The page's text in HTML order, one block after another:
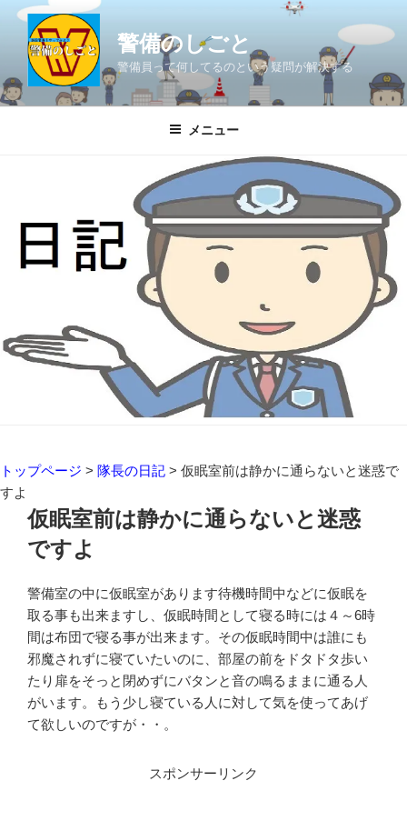
ン
ツ
警備のしごと
警備員って何してるのという疑問が解決する
メニュー
トップページ > 隊長の日記 > 仮眠室前は静かに通らないと迷惑で
すよ
仮眠室前は静かに通らないと迷惑
ですよ
警備室の中に仮眠室があります待機時間中などに仮眠を
取る事も出来ますし、仮眠時間として寝る時には４～6時
間は布団で寝る事が出来ます。その仮眠時間中は誰にも
邪魔されずに寝ていたいのに、部屋の前をドタドタ歩い
たり扉をそっと閉めずにバタンと音の鳴るままに通る人
がいます。もう少し寝ている人に対して気を使ってあげ
て欲しいのですが・・。
スポンサーリンク